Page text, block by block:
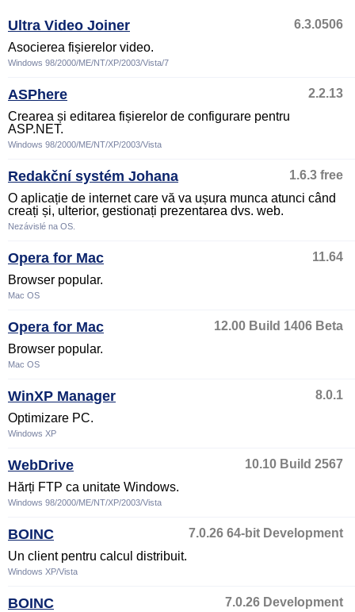
Ultra Video Joiner
6.3.0506
Asocierea fișierelor video.
Windows 98/2000/ME/NT/XP/2003/Vista/7
ASPhere
2.2.13
Crearea și editarea fișierelor de configurare pentru
ASP.NET.
Windows 98/2000/ME/NT/XP/2003/Vista
Redakční systém Johana
1.6.3 free
O aplicație de internet care vă va ușura munca atunci când
creați și, ulterior, gestionați prezentarea dvs. web.
Nezávislé na OS.
Opera for Mac
11.64
Browser popular.
Mac OS
Opera for Mac
12.00 Build 1406 Beta
Browser popular.
Mac OS
WinXP Manager
8.0.1
Optimizare PC.
Windows XP
WebDrive
10.10 Build 2567
Hărți FTP ca unitate Windows.
Windows 98/2000/ME/NT/XP/2003/Vista
BOINC
7.0.26 64-bit Development
Un client pentru calcul distribuit.
Windows XP/Vista
BOINC
7.0.26 Development